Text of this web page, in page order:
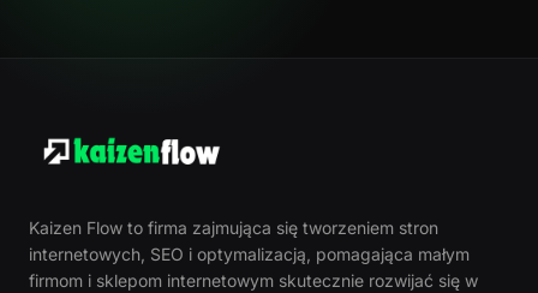
Kaizen Flow to firma zajmująca się tworzeniem stron
internetowych, SEO i optymalizacją, pomagająca małym
firmom i sklepom internetowym skutecznie rozwijać się w